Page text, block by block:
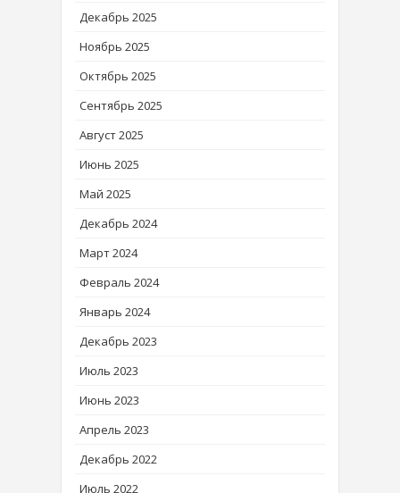
Декабрь 2025
Ноябрь 2025
Октябрь 2025
Сентябрь 2025
Август 2025
Июнь 2025
Май 2025
Декабрь 2024
Март 2024
Февраль 2024
Январь 2024
Декабрь 2023
Июль 2023
Июнь 2023
Апрель 2023
Декабрь 2022
Июль 2022